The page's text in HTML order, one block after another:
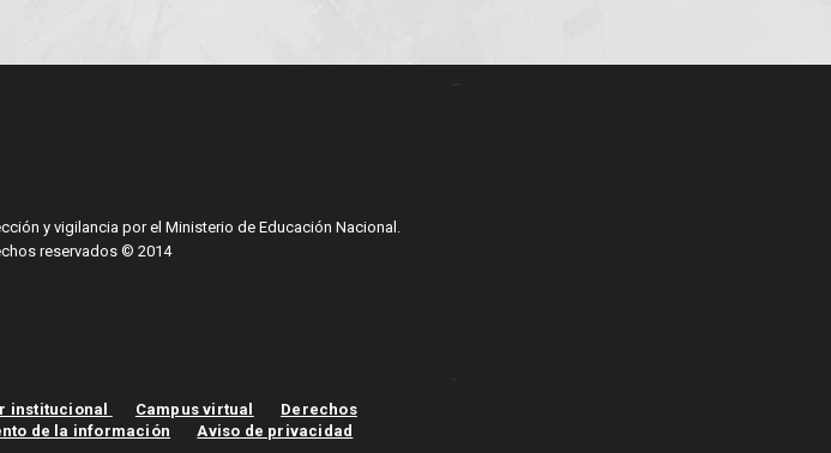
y vigilancia por el Ministerio de Educación Nacional.
reservados © 2014
institucional Campus virtual
Derechos
de la información Aviso de privacidad